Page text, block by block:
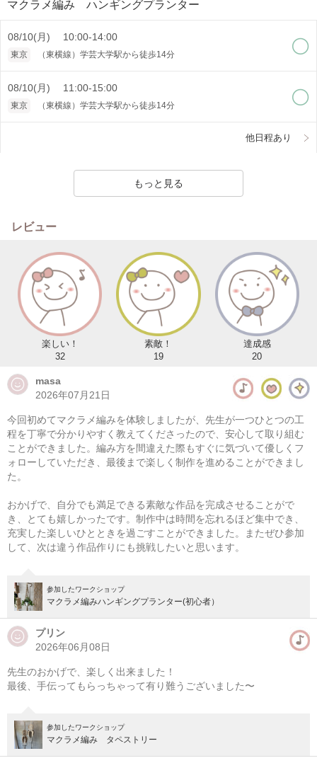
マクラメ編み ハンギングプランター
08/10(月) 10:00-14:00
東京 （東横線）学芸大学駅から徒歩14分
08/10(月) 11:00-15:00
東京 （東横線）学芸大学駅から徒歩14分
他日程あり
マクラメ編み ラウンドバスケット
08/10(月) 10:00-14:00
東京 （東横線）学芸大学駅から徒歩14分
東京 （東横線）学芸大学駅から徒歩14分
他日程あり
もっと見る
レビュー
楽しい！
32
素敵！
19
達成感
20
masa
2026年07月21日
今回初めてマクラメ編みを体験しましたが、先生が一つひとつの工
程を丁寧で分かりやすく教えてくださったので、安心して取り組む
ことができました。編み方を間違えた際もすぐに気づいて優しくフ
ォローしていただき、最後まで楽しく制作を進めることができまし
た。
おかげで、自分でも満足できる素敵な作品を完成させることがで
き、とても嬉しかったです。制作中は時間を忘れるほど集中でき、
充実した楽しいひとときを過ごすことができました。またぜひ参加
して、次は違う作品作りにも挑戦したいと思います。
参加したワークショップ
マクラメ編みハンギングプランター(初心者）
プリン
2026年06月08日
先生のおかげで、楽しく出来ました！
最後、手伝ってもらっちゃって有り難うございました〜
参加したワークショップ
マクラメ編み タペストリー